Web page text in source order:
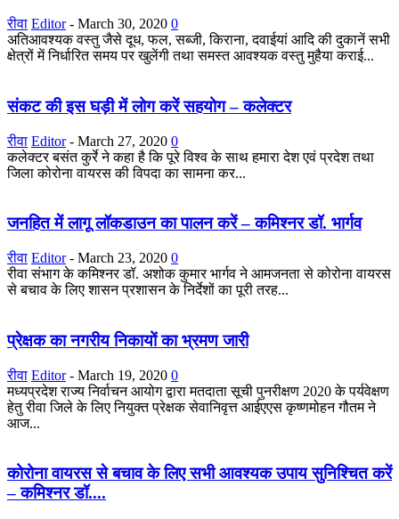
रीवा Editor - March 30, 2020 0
अतिआवश्यक वस्तु जैसे दूध, फल, सब्जी, किराना, दवाईयां आदि की दुकानें सभी
क्षेत्रों में निर्धारित समय पर खुलेंगी तथा समस्त आवश्यक वस्तु मुहैया कराई...
संकट की इस घड़ी में लोग करें सहयोग – कलेक्टर
रीवा Editor - March 27, 2020 0
कलेक्टर बसंत कुर्रे ने कहा है कि पूरे विश्व के साथ हमारा देश एवं प्रदेश तथा
जिला कोरोना वायरस की विपदा का सामना कर...
जनहित में लागू लॉकडाउन का पालन करें – कमिश्नर डॉ. भार्गव
रीवा Editor - March 23, 2020 0
रीवा संभाग के कमिश्नर डॉ. अशोक कुमार भार्गव ने आमजनता से कोरोना वायरस
से बचाव के लिए शासन प्रशासन के निर्देशों का पूरी तरह...
प्रेक्षक का नगरीय निकायों का भ्रमण जारी
रीवा Editor - March 19, 2020 0
मध्यप्रदेश राज्य निर्वाचन आयोग द्वारा मतदाता सूची पुनरीक्षण 2020 के पर्यवेक्षण
हेतु रीवा जिले के लिए नियुक्त प्रेक्षक सेवानिवृत्त आईएएस कृष्णमोहन गौतम ने
आज...
कोरोना वायरस से बचाव के लिए सभी आवश्यक उपाय सुनिश्चित करें
– कमिश्नर डॉ....